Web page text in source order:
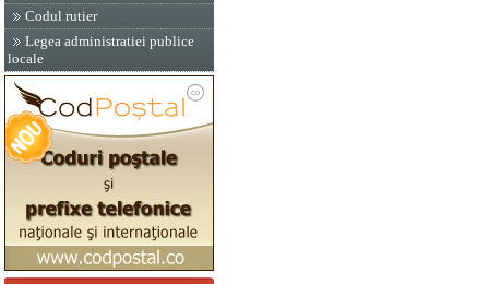
Codul rutier
Legea administratiei publice
locale